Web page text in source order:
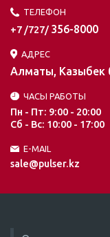
ТЕЛЕФОН
+7 /727/ 356-8000
АДРЕС
Алматы, Казыбек
ЧАСЫ РАБОТЫ
Пн - Пт: 9:00 - 20:00
Сб - Вс: 10:00 - 17:00
E-MAIL
sale@pulser.kz